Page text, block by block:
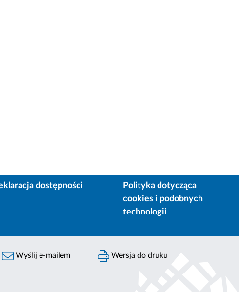
dostępności
Polityka dotycząca
cookies i podobnych
technologii
Wyślij e-mailem Wersja do druku